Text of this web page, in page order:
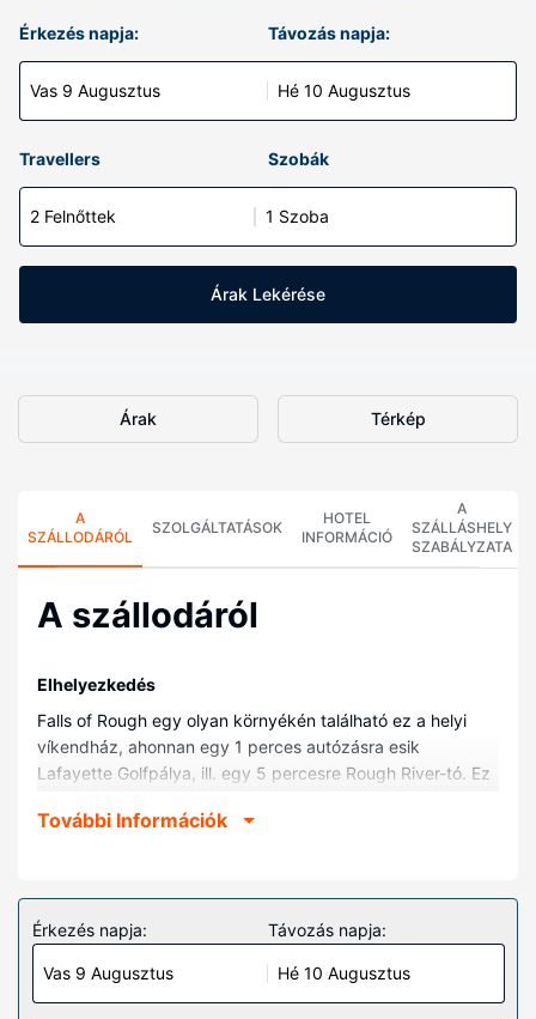
Érkezés napja:
Vas 9 Augusztus
Távozás napja:
Hé 10 Augusztus
Travellers Szobák
2 Felnőttek 1 Szoba
Árak Lekérése
Árak Térkép
A
SZÁLLODÁRÓL
SZOLGÁLTATÁSOK
HOTEL
INFORMÁCIÓ
A
SZÁLLÁSHELY
SZABÁLYZATA
A szállodáról
Elhelyezkedés
Falls of Rough egy olyan környékén található ez a helyi
víkendház, ahonnan egy 1 perces autózásra esik
Lafayette Golfpálya, ill. egy 5 percesre Rough River-tó. Ez
Nemzeti Pihenőpark, ill. 24,3 km-re Pine Knob Színház
Helyezze magát kényelembe a(z) víkendház
vendégeként, amelyben konyha is található.A kényelmi
felszerelések és szolgáltatások közé tartozik a(z)
mikrohullámú sütő és mennyezeti ventilátor.
További Információk
Érkezés napja:
Vas 9 Augusztus
Távozás napja:
Hé 10 Augusztus